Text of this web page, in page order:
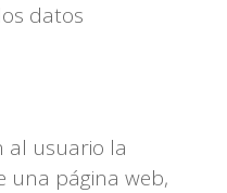
datos
al usuario la
una página web,